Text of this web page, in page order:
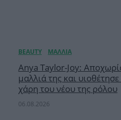
Anya Taylor-Joy:
μαλλιά της και
χάρη του νέου της ρόλου
06.08.2026